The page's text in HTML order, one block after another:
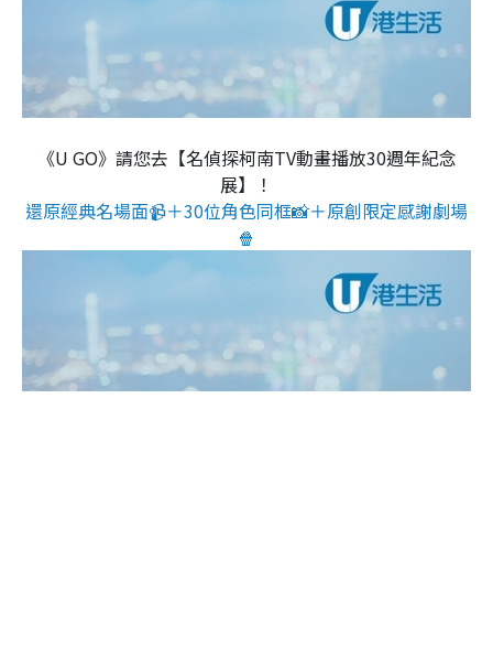
《U GO》請您去【名偵探柯南TV動畫播放30週年紀念
展】！
還原經典名場面📹＋30位角色同框📸＋原創限定感謝劇場
🍿